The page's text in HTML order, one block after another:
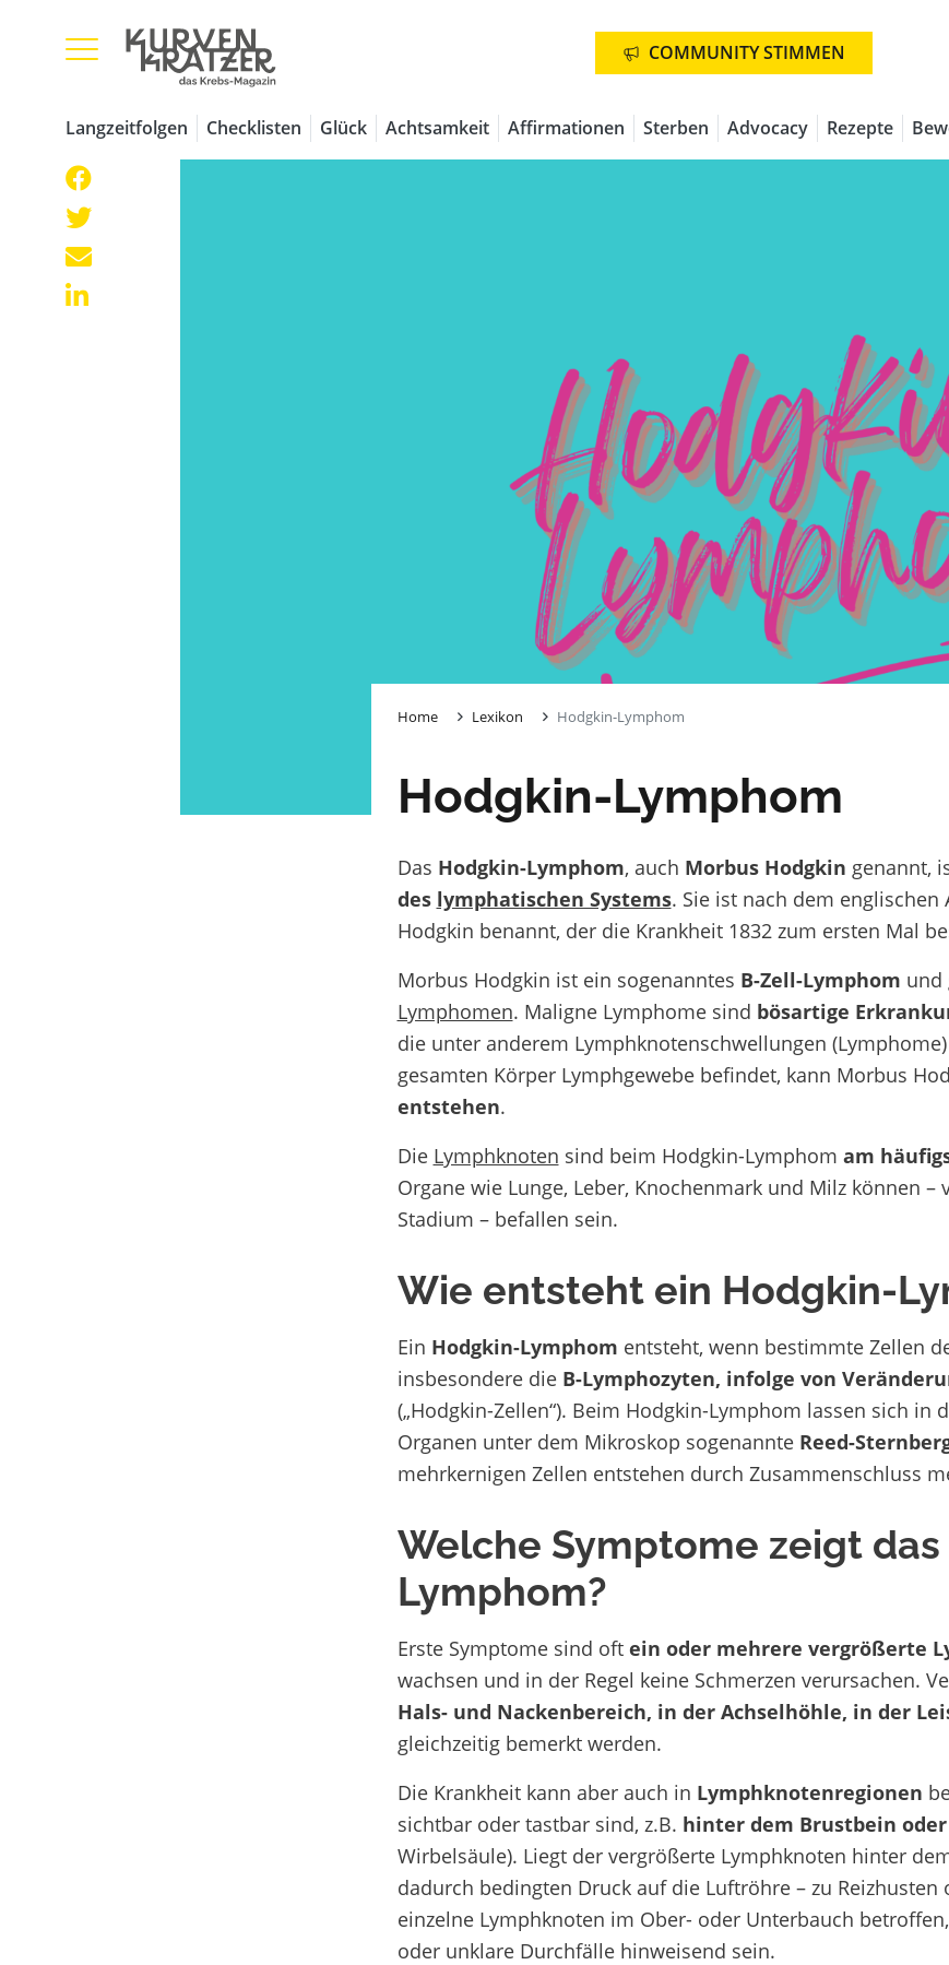
COMMUNITY STIMMEN
Langzeitfolgen Checklisten Glück Achtsamkeit Affirmationen Sterben Advocacy Rezepte
Home Lexikon Hodgkin-Lymphom
Hodgkin-Lymphom
Das Hodgkin-Lymphom, auch Morbus Hodgkin genannt,
des lymphatischen Systems. Sie ist nach dem
Hodgkin benannt, der die Krankheit 1832 zum ersten Mal
Morbus Hodgkin ist ein sogenanntes B-Zell-Lymphom und
Lymphomen. Maligne Lymphome sind bösartige
die unter anderem Lymphknotenschwellungen
gesamten Körper Lymphgewebe befindet, kann Morbus
entstehen.
Die Lymphknoten sind beim Hodgkin-Lymphom am
Organe wie Lunge, Leber, Knochenmark und Milz können
Stadium – befallen sein.
Wie entsteht ein Hodgkin-
Ein Hodgkin-Lymphom entsteht, wenn bestimmte Zellen
insbesondere die B-Lymphozyten, infolge von
(„Hodgkin-Zellen“). Beim Hodgkin-Lymphom lassen sich in
Organen unter dem Mikroskop sogenannte Reed-
mehrkernigen Zellen entstehen durch Zusammenschluss
Welche Symptome zeigt
Lymphom?
Erste Symptome sind oft ein oder mehrere vergrößerte
wachsen und in der Regel keine Schmerzen verursachen.
Hals- und Nackenbereich, in der Achselhöhle, in der
gleichzeitig bemerkt werden.
Die Krankheit kann aber auch in Lymphknotenregionen
sichtbar oder tastbar sind, z.B. hinter dem Brustbein
Wirbelsäule). Liegt der vergrößerte Lymphknoten hinter
dadurch bedingten Druck auf die Luftröhre – zu
einzelne Lymphknoten im Ober- oder Unterbauch
oder unklare Durchfälle hinweisend sein.